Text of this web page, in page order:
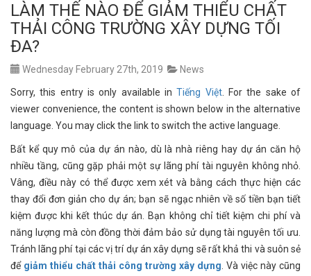
LÀM THẾ NÀO ĐỂ GIẢM THIỂU CHẤT
THẢI CÔNG TRƯỜNG XÂY DỰNG TỐI
ĐA?
Wednesday February 27th, 2019 News
Sorry, this entry is only available inTiếng Việt. For the sake of
viewer convenience, the content is shown below in the alternative
language. You may click the link to switch the active language.
Bất kể quy mô của dự án nào, dù là nhà riêng hay dự án căn hộ
nhiều tầng, cũng gặp phải một sự lãng phí tài nguyên không nhỏ.
Vâng, điều này có thể được xem xét và bằng cách thực hiện các
thay đổi đơn giản cho dự án; bạn sẽ ngạc nhiên về số tiền bạn tiết
kiệm được khi kết thúc dự án. Bạn không chỉ tiết kiệm chi phí và
năng lượng mà còn đồng thời đảm bảo sử dụng tài nguyên tối ưu.
Tránh lãng phí tại các vị trí dự án xây dựng sẽ rất khả thi và suôn sẻ
để giảm thiểu chất thải công trường xây dựng. Và việc này cũng